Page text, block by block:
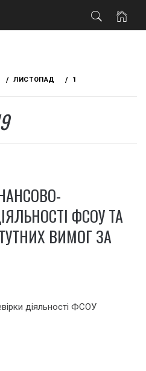
ЛИСТОПАД 1
ФСОУ ТА
ВИМОГ ЗА
діяльності ФСОУ